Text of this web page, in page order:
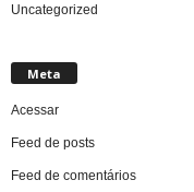
Uncategorized
Meta
Acessar
Feed de posts
Feed de comentários